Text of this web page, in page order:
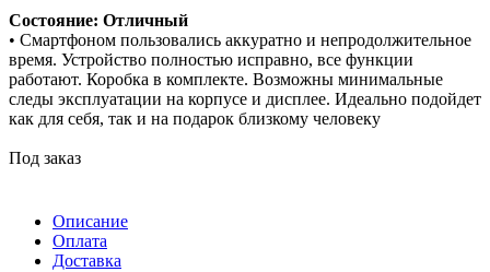
Состояние: Отличный
• Смартфоном пользовались аккуратно и непродолжительное
время. Устройство полностью исправно, все функции
работают. Коробка в комплекте. Возможны минимальные
следы эксплуатации на корпусе и дисплее. Идеально подойдет
как для себя, так и на подарок близкому человеку
Под заказ
Описание
Оплата
Доставка